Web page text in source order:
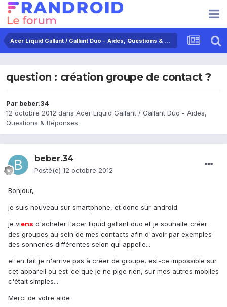
Acer Liquid Gallant / Gallant Duo - Aides, Questions & Réponses
question : création groupe de contact ?
Par beber.34
12 octobre 2012 dans Acer Liquid Gallant / Gallant Duo - Aides,
Questions & Réponses
beber.34
Posté(e) 12 octobre 2012
Bonjour,
je suis nouveau sur smartphone, et donc sur android.
je viens d'acheter l'acer liquid gallant duo et je souhaite créer
des groupes au sein de mes contacts afin d'avoir par exemples
des sonneries différentes selon qui appelle...
et en fait je n'arrive pas à créer de groupe, est-ce impossible sur
cet appareil ou est-ce que je ne pige rien, sur mes autres mobiles
c'était simples...
Merci de votre aide